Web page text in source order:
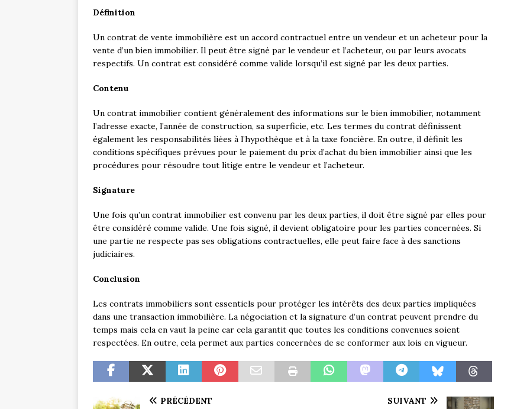
Définition
Un contrat de vente immobilière est un accord contractuel entre un vendeur et un acheteur pour la
vente d’un bien immobilier. Il peut être signé par le vendeur et l’acheteur, ou par leurs avocats
respectifs. Un contrat est considéré comme valide lorsqu’il est signé par les deux parties.
Contenu
Un contrat immobilier contient généralement des informations sur le bien immobilier, notamment
l’adresse exacte, l’année de construction, sa superficie, etc. Les termes du contrat définissent
également les responsabilités liées à l’hypothèque et à la taxe foncière. En outre, il définit les
conditions spécifiques prévues pour le paiement du prix d’achat du bien immobilier ainsi que les
procédures pour résoudre tout litige entre le vendeur et l’acheteur.
Signature
Une fois qu’un contrat immobilier est convenu par les deux parties, il doit être signé par elles pour
être considéré comme valide. Une fois signé, il devient obligatoire pour les parties concernées. Si
une partie ne respecte pas ses obligations contractuelles, elle peut faire face à des sanctions
judiciaires.
Conclusion
Les contrats immobiliers sont essentiels pour protéger les intérêts des deux parties impliquées
dans une transaction immobilière. La négociation et la signature d’un contrat peuvent prendre du
temps mais cela en vaut la peine car cela garantit que toutes les conditions convenues soient
respectées. En outre, cela permet aux parties concernées de se conformer aux lois en vigueur.
PRÉCÉDENT SUIVANT